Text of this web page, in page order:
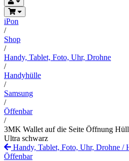
iPon
/
Shop
/
Handy, Tablet, Foto, Uhr, Drohne
/
Handyhülle
/
Samsung
/
Öffenbar
/
3MK Wallet auf die Seite Öffnung
Ultra schwarz
Handy, Tablet, Foto, Uhr, Drohne /
Öffenbar